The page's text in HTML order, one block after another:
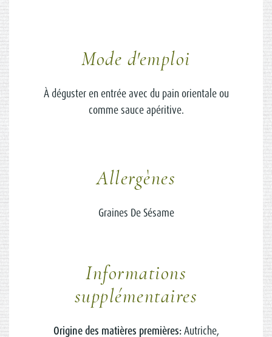
Mode d'emploi
À déguster en entrée avec du pain orientale ou
comme sauce apéritive.
Allergènes
Graines De Sésame
Informations
supplémentaires
Origine des matières premières:Autriche,